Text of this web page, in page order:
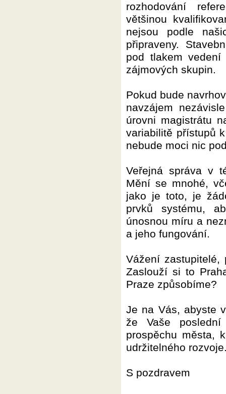
rozhodování
většinou
nejsou podle
připraveny.
pod tlakem
zájmových skupin.
Pokud bude
navzájem
úrovni magistrátu
variabilitě přístupů
nebude moci nic
Veřejná správa v
Mění se mnohé,
jako je toto, je
prvků systému,
únosnou míru a
a jeho fungování.
Vážení zastupitelé,
Zaslouží si to
Praze způsobíme?
Je na Vás, abyste
že Vaše
prospěchu města,
udržitelného
S pozdravem